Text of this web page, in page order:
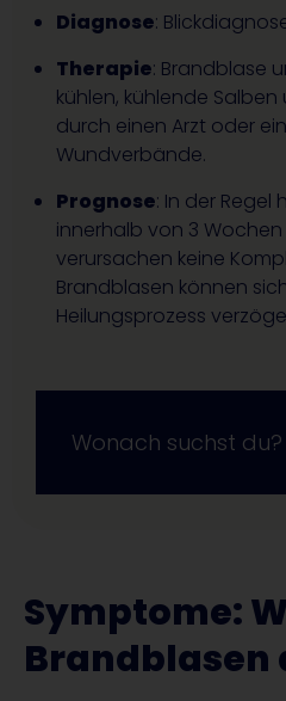
Diagnose:
Therapie: Brandblase
kühlen, kühlende
durch einen Arzt oder
Wundverbände.
Prognose: In der Regel
innerhalb von 3
verursachen keine
Brandblasen können
Heilungsprozess
Wonach suchst du?
Symptome:
Brandblasen